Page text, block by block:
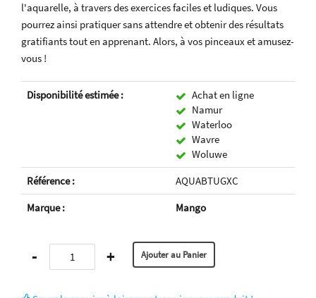
l'aquarelle, à travers des exercices faciles et ludiques. Vous
pourrez ainsi pratiquer sans attendre et obtenir des résultats
gratifiants tout en apprenant. Alors, à vos pinceaux et amusez-
vous !
Disponibilité estimée :
Achat en ligne
Namur
Waterloo
Wavre
Woluwe
Référence :
AQUABTUGXC
Marque :
Mango
- +